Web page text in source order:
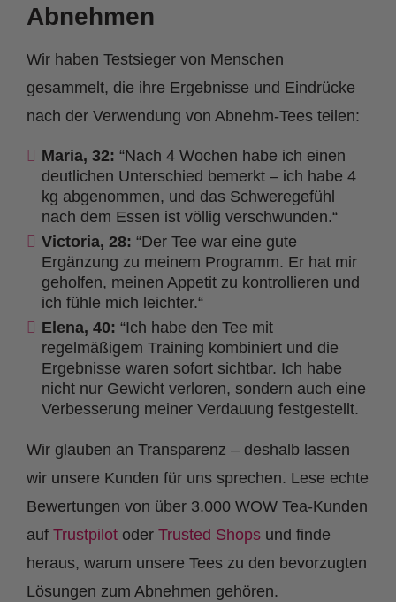
Abnehmen
Wir haben Testsieger von Menschen
gesammelt, die ihre Ergebnisse und Eindrücke
nach der Verwendung von Abnehm-Tees teilen:
Maria, 32: “Nach 4 Wochen habe ich einen
deutlichen Unterschied bemerkt – ich habe 4
kg abgenommen, und das Schweregefühl
nach dem Essen ist völlig verschwunden.“
Victoria, 28: “Der Tee war eine gute
Ergänzung zu meinem Programm. Er hat mir
geholfen, meinen Appetit zu kontrollieren und
ich fühle mich leichter.“
Elena, 40: “Ich habe den Tee mit
regelmäßigem Training kombiniert und die
Ergebnisse waren sofort sichtbar. Ich habe
nicht nur Gewicht verloren, sondern auch eine
Verbesserung meiner Verdauung festgestellt.
Wir glauben an Transparenz – deshalb lassen
wir unsere Kunden für uns sprechen. Lese echte
Bewertungen von über 3.000 WOW Tea-Kunden
auf Trustpilot oder Trusted Shops und finde
heraus, warum unsere Tees zu den bevorzugten
Lösungen zum Abnehmen gehören.